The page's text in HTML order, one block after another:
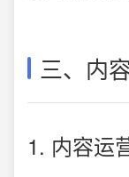
三、内
1. 内容运